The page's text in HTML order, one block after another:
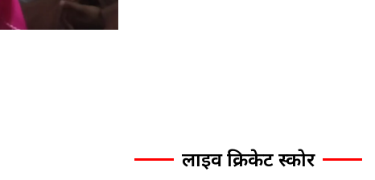
लाइव क्रिकेट स्कोर